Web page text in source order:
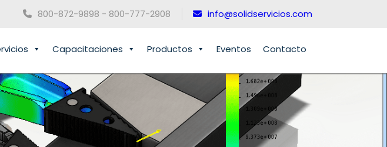
800-872-9898 - 800-777-2908 info@solidservicios.com
Capacitaciones Productos Eventos Contacto